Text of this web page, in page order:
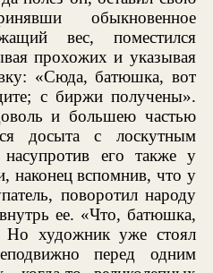
обыкновенное
вес, поместился
прохожих и указывая
«Сюда, батюшка, вот
с биржи получены».
и большею частью
досыта с лоскутным
его также у
наконец вспомнив, что у
поворотил народу
ее. «Что, батюшка,
Но художник уже стоял
перед одним